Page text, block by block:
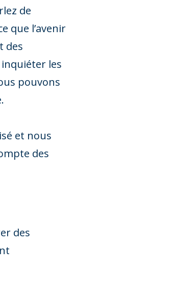
de
que l’avenir
des
les
pouvons
et nous
des
des